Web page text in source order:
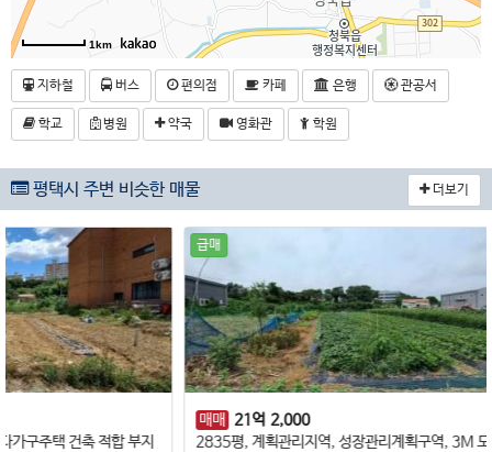
1km
지하철 버스 편의점 카페 은행 관공서
학교 병원 약국 영화관 학원
더보기
평택시 주변 비슷한 매물
부지
2835평, 계획관리지역, 성장관리계획구역, 3M 도로, 공장·창고 건축 추천, 분할 매수 가능
82평,